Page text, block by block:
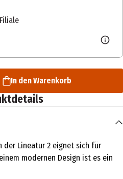
In den Warenkorb
der Lineatur 2 eignet sich für
modernen Design ist es ein